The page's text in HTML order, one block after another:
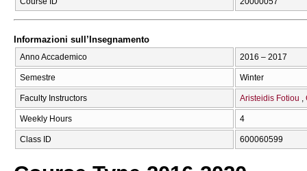
Informazioni sull’Insegnamento
Anno Accademico 2016 – 2017
Semestre Winter
Faculty Instructors Aristeidis Fotiou
Weekly Hours 4
Class ID 600060599